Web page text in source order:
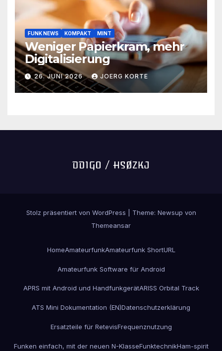
FUNK NEWS KOMPAKT MINT
Weniger Papierkram, mehr
Digitalisierung
26. JUNI 2026 JOERG KORTE
Stolz präsentiert von WordPress Theme: Newsup von
Themeansar
HomeAmateurfunkAmateurfunk ShortURL
Amateurfunk Software für Android
APRS mit Android und HandfunkgerätARISS Orbital Track
ATS Mini Dokumentation (EN)Datenschutzerklärung
Ersatzteile für RetevisFrequenznutzung
Funken einfach, mit der neuen N-KlasseFunktechnikHam-spirit